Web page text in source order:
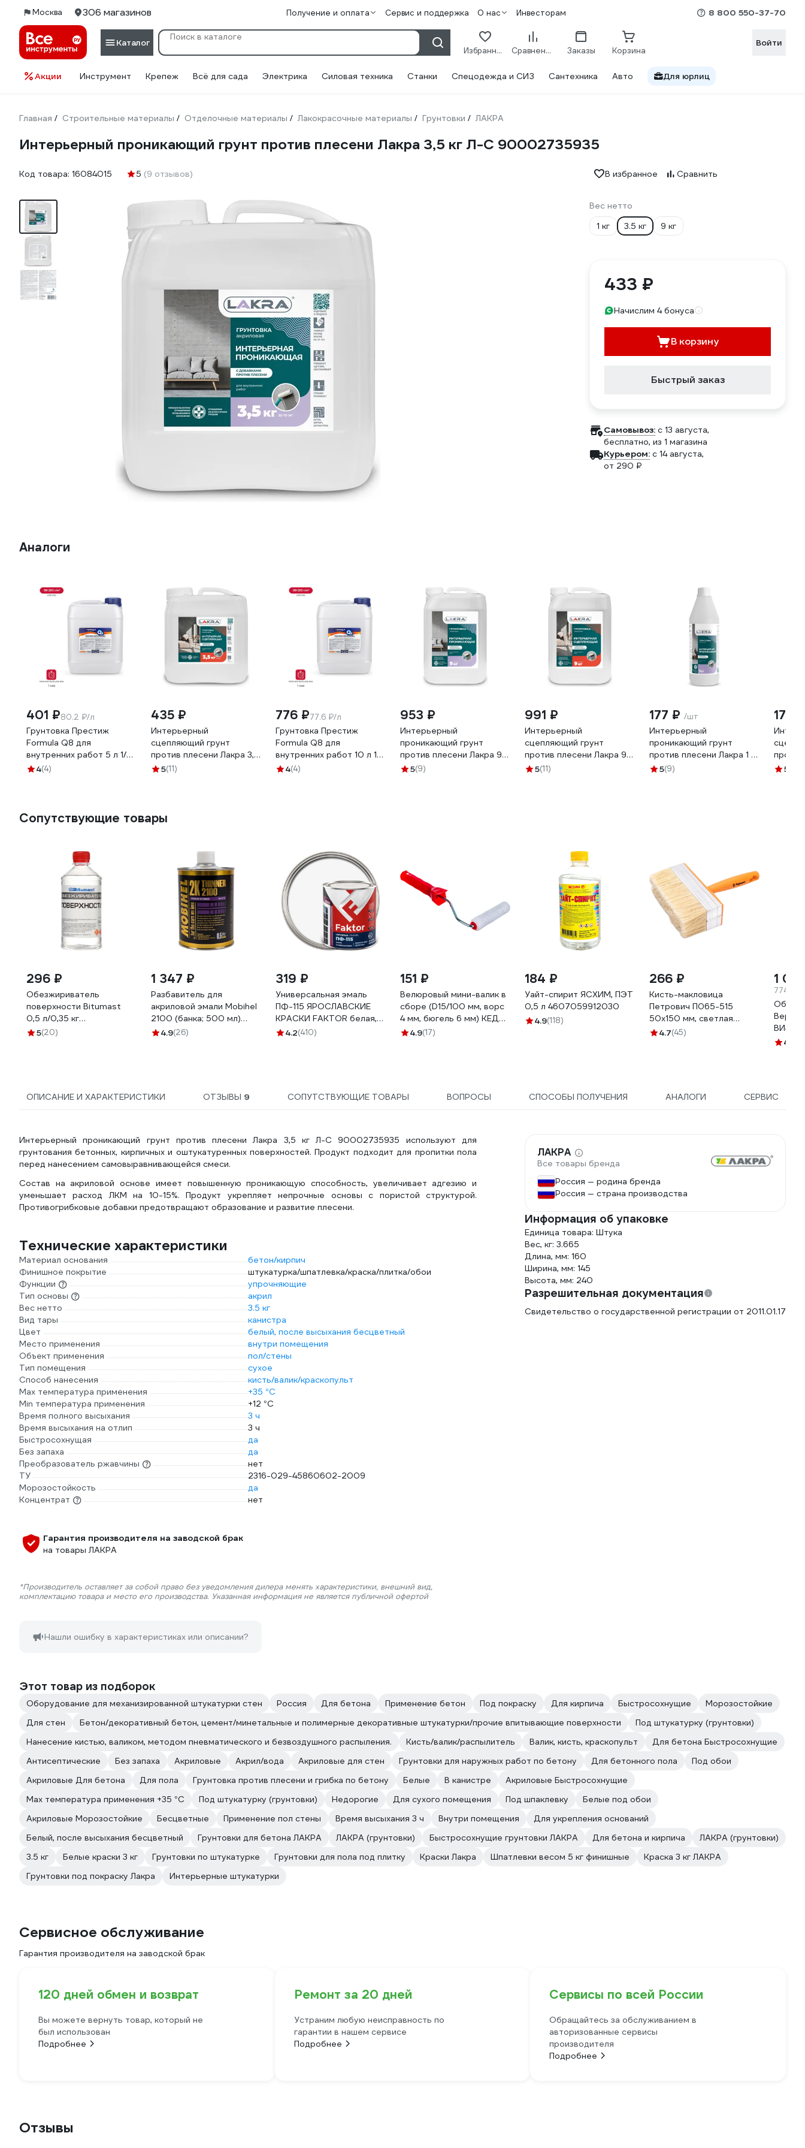
Москва 306 магазинов Получение и оплата Сервис и поддержка О нас Инвесторам 8 800 550-37-70
Каталог
Избранное Сравнение Заказы Корзина
Войти
Акции Инструмент Крепеж Всё для сада Электрика Силовая техника Станки Спецодежда и СИЗ Сантехника Авто Для юрлиц
Главная / Строительные материалы / Отделочные материалы / Лакокрасочные материалы / Грунтовки / ЛАКРА
Интерьерный проникающий грунт против плесени Лакра 3,5 кг Л-С 90002735935
Код товара: 16084015 5 (9 отзывов) В избранное Сравнить
Вес нетто
1 кг
3.5 кг 9 кг
433 ₽
Начислим 4 бонуса
В корзину
Быстрый заказ
Самовывоз: c 13 августа,
бесплатно, из 1 магазина
Курьером: c 14 августа,
от 290 ₽
Аналоги
401 ₽80.2 ₽/л
Грунтовка Престиж
Formula Q8 для
внутренних работ 5 л 1/4
04018
4(4)
435 ₽
Интерьерный
сцепляющий грунт
против плесени Лакра 3,5
кг Л-С 90002735940
5(11)
776 ₽77.6 ₽/л
Грунтовка Престиж
Formula Q8 для
внутренних работ 10 л 1
204020
4(4)
953 ₽
Интерьерный
проникающий грунт
против плесени Лакра 9
кг Л-С 90002735936
5(9)
991 ₽
Интерьерный
сцепляющий грунт
против плесени Лакра 9
кг Л-С 90002735944
5(11)
177 ₽ /шт
Интерьерный
проникающий грунт
против плесени Лакра 1 л
Л-С 90002984844
5(9)
171
Л-С
5
Сопутствующие товары
296 ₽
Обезжириватель
поверхности Bitumast
0,5 л/0,35 кг
4607952901131
5(20)
1 347 ₽
Разбавитель для
акриловой эмали Mobihel
2100 (банка; 500 мл)
41672151
4.9(26)
319 ₽
Универсальная эмаль
ПФ-115 ЯРОСЛАВСКИЕ
КРАСКИ FAKTOR белая,
банка 0,8 кг 214709
4.2(410)
151 ₽
Велюровый мини-валик в
сборе (D15/100 мм, ворс
4 мм, бюгель 6 мм) КЕДР
043-1510 25948
4.9(17)
184 ₽
Уайт-спирит ЯСХИМ, ПЭТ
0,5 л 4607059912030
4.9(118)
266 ₽
Кисть-макловица
Петрович П065-515
50х150 мм, светлая
натуральная щетина,
4.7(45)
1
774.72
4.8
ОПИСАНИЕ И ХАРАКТЕРИСТИКИ ОТЗЫВЫ 9 СОПУТСТВУЮЩИЕ ТОВАРЫ ВОПРОСЫ СПОСОБЫ ПОЛУЧЕНИЯ АНАЛОГИ СЕРВИС
Интерьерный проникающий грунт против плесени Лакра 3,5 кг Л-С 90002735935 используют для
грунтования бетонных, кирпичных и оштукатуренных поверхностей. Продукт подходит для пропитки пола
перед нанесением самовыравнивающейся смеси.
Состав на акриловой основе имеет повышенную проникающую способность, увеличивает адгезию и
уменьшает расход ЛКМ на 10-15%. Продукт укрепляет непрочные основы с пористой структурой.
Противогрибковые добавки предотвращают образование и развитие плесени.
Технические характеристики
Материал основания
бетон/кирпич
Финишное покрытие
штукатурка/шпатлевка/краска/плитка/обои
Функции
упрочняющие
Тип основы
акрил
Вес нетто
3.5 кг
Вид тары
канистра
Цвет
белый, после высыхания бесцветный
Место применения
внутри помещения
Объект применения
пол/стены
Тип помещения
сухое
Способ нанесения
кисть/валик/краскопульт
Max температура применения
+35 °С
Min температура применения
+12 °С
Время полного высыхания
3 ч
Время высыхания на отлип
3 ч
Быстросохнущая
да
Без запаха
да
Преобразователь ржавчины
нет
ТУ
2316-029-45860602-2009
Морозостойкость
да
Концентрат
нет
Гарантия производителя на заводской брак
на товары ЛАКРА
*Производитель оставляет за собой право без уведомления дилера менять характеристики, внешний вид,
комплектацию товара и место его производства. Указанная информация не является публичной офертой
Нашли ошибку в характеристиках или описании?
ЛАКРА
Все товары бренда
Россия — родина бренда
Россия — страна производства
Информация об упаковке
Единица товара: Штука
Вес, кг: 3.665
Длина, мм: 160
Ширина, мм: 145
Высота, мм: 240
Разрешительная документация
Свидетельство о государственной регистрации от 2011.01.17
Этот товар из подборок
Оборудование для механизированной штукатурки стен Россия Для бетона Применение бетон Под покраску Для кирпича Быстросохнущие
Морозостойкие
Для стен
Бетон/декоративный бетон, цемент/минетальные и полимерные декоративные штукатурки/прочие впитывающие поверхности
Под штукатурку (грунтовки)
Нанесение кистью, валиком, методом пневматического и безвоздушного распыления.
Кисть/валик/распылитель Валик, кисть, краскопульт
Для бетона Быстросохнущие
Антисептические
Без запаха Акриловые Акрил/вода Акриловые для стен Грунтовки для наружных работ по бетону Для бетонного пола
Под обои
Акриловые Для бетона
Для пола Грунтовка против плесени и грибка по бетону Белые В канистре
Акриловые Быстросохнущие
Max температура применения +35 °С
Под штукатурку (грунтовки) Недорогие Для сухого помещения Под шпаклевку
Белые под обои
Акриловые Морозостойкие
Бесцветные Применение пол стены Время высыхания 3 ч Внутри помещения
Для укрепления оснований
Белый, после высыхания бесцветный
Грунтовки для бетона ЛАКРА ЛАКРА (грунтовки) Быстросохнущие грунтовки ЛАКРА Для бетона и кирпича
ЛАКРА (грунтовки)
3.5 кг
Белые краски 3 кг Грунтовки по штукатурке Грунтовки для пола под плитку Краски Лакра Шпатлевки весом 5 кг финишные
Краска 3 кг ЛАКРА
Грунтовки под покраску Лакра
Интерьерные штукатурки
Сервисное обслуживание
Гарантия производителя на заводской брак
120 дней обмен и возврат
Вы можете вернуть товар, который не
был использован
Подробнее
Ремонт за 20 дней
Устраним любую неисправность по
гарантии в нашем сервисе
Подробнее
Сервисы по всей России
Обращайтесь за обслуживанием в
авторизованные сервисы
производителя
Подробнее
Отзывы